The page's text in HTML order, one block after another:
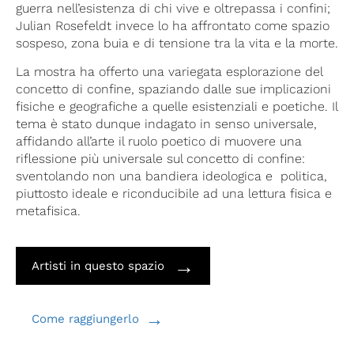
guerra nell’esistenza di chi vive e oltrepassa i confini;
Julian Rosefeldt invece lo ha affrontato come spazio
sospeso, zona buia e di tensione tra la vita e la morte.
La mostra ha offerto una variegata esplorazione del
concetto di confine, spaziando dalle sue implicazioni
fisiche e geografiche a quelle esistenziali e poetiche. Il
tema è stato dunque indagato in senso universale,
affidando all’arte il ruolo poetico di muovere una
riflessione più universale sul concetto di confine:
sventolando non una bandiera ideologica e
politica,
piuttosto ideale e riconducibile ad una lettura fisica e
metafisica.
Artisti in questo spazio →
Come raggiungerlo →